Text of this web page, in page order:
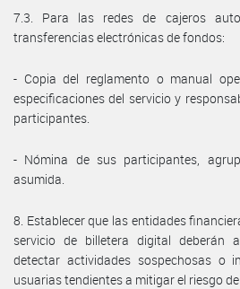
7.3. Para las redes de cajeros
transferencias electrónicas de fondos:
- Copia del reglamento o manual
especificaciones del servicio y
participantes.
- Nómina de sus participantes,
asumida.
8. Establecer que las entidades
servicio de billetera digital deberán
detectar actividades sospechosas o
usuarias tendientes a mitigar el riesgo